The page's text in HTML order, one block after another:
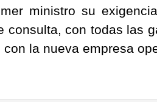
ministro su
consulta, con todas las
la nueva empresa